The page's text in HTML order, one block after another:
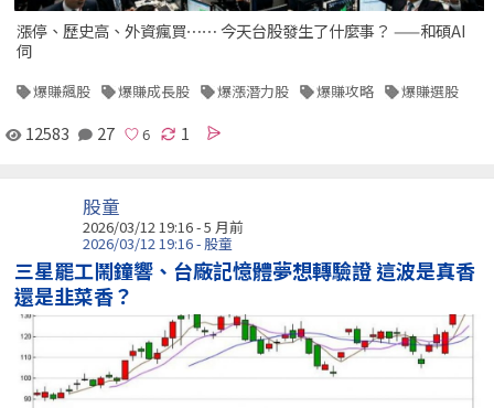
漲停、歷史高、外資瘋買⋯⋯ 今天台股發生了什麼事？ ——和碩AI
伺
爆賺飆股 爆賺成長股 爆漲潛力股 爆賺攻略 爆賺選股
12583 27 1
股童
2026/03/12 19:16 - 5 月前
2026/03/12 19:16 - 股童
三星罷工鬧鐘響、台廠記憶體夢想轉驗證 這波是真香
還是韭菜香？